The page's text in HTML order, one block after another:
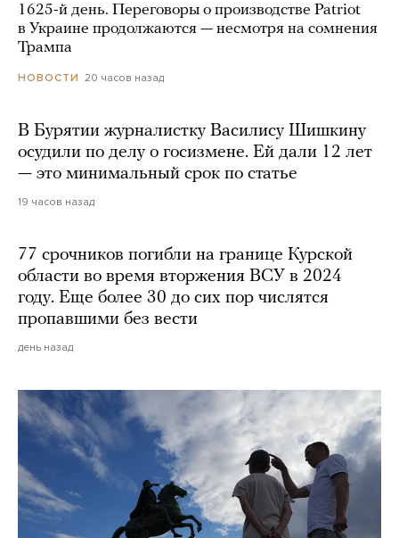
1625-й день. Переговоры о производстве Patriot
в Украине продолжаются — несмотря на сомнения
Трампа
НОВОСТИ 20 часов назад
В Бурятии журналистку Василису Шишкину
осудили по делу о госизмене. Ей дали 12 лет
— это минимальный срок по статье
19 часов назад
77 срочников погибли на границе Курской
области во время вторжения ВСУ в 2024
году. Еще более 30 до сих пор числятся
пропавшими без вести
день назад